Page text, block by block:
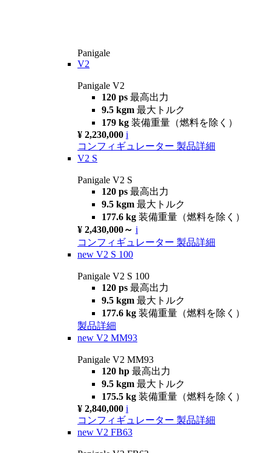
Panigale
V2
Panigale V2
120 ps 最高出力
9.5 kgm 最大トルク
179 kg 装備重量（燃料を除く）
¥ 2,230,000 i
コンフィギュレーター 製品詳細
V2 S
Panigale V2 S
120 ps 最高出力
9.5 kgm 最大トルク
177.6 kg 装備重量（燃料を除く）
¥ 2,430,000～ i
コンフィギュレーター 製品詳細
new V2 S 100
Panigale V2 S 100
120 ps 最高出力
9.5 kgm 最大トルク
177.6 kg 装備重量（燃料を除く）
製品詳細
new V2 MM93
Panigale V2 MM93
120 hp 最高出力
9.5 kgm 最大トルク
175.5 kg 装備重量（燃料を除く）
¥ 2,840,000 i
コンフィギュレーター 製品詳細
new V2 FB63